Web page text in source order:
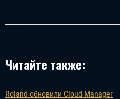
Читайте также:
Roland обновили Cloud Manager